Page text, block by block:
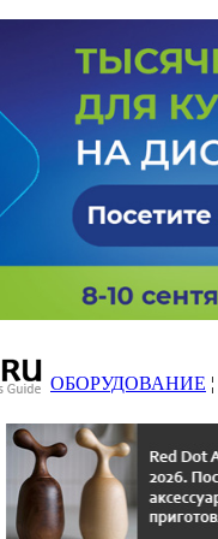
ОБОРУДОВАНИЕ ¦